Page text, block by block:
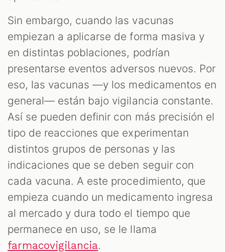
Sin embargo, cuando las vacunas
empiezan a aplicarse de forma masiva y
en distintas poblaciones, podrían
presentarse eventos adversos nuevos. Por
eso, las vacunas —y los medicamentos en
general— están bajo vigilancia constante.
Así se pueden definir con más precisión el
tipo de reacciones que experimentan
distintos grupos de personas y las
indicaciones que se deben seguir con
cada vacuna. A este procedimiento, que
empieza cuando un medicamento ingresa
al mercado y dura todo el tiempo que
permanece en uso, se le llama
farmacovigilancia.